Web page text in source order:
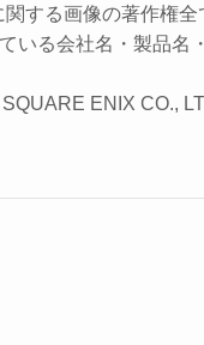
する画像の著作権
いる会社名・製品名
ENIX CO.,